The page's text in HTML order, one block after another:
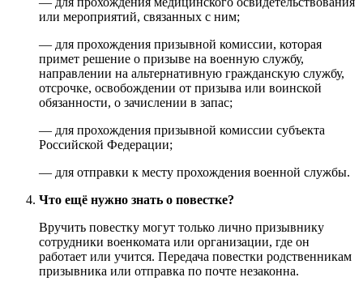
или мероприятий, связанных с ним;
— для прохождения призывной комиссии, которая
примет решение о призыве на военную службу,
направлении на альтернативную гражданскую службу,
отсрочке, освобождении от призыва или воинской
обязанности, о зачислении в запас;
— для прохождения призывной комиссии субъекта
Российской Федерации;
— для отправки к месту прохождения военной службы.
Что ещё нужно знать о повестке?
Вручить повестку могут только лично призывнику
сотрудники военкомата или организации, где он
работает или учится. Передача повестки родственникам
призывника или отправка по почте незаконна.